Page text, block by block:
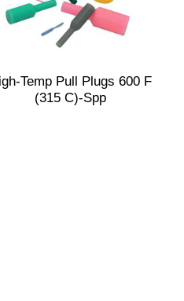
Temp Pull Plugs 600 F
(315 C)-Spp